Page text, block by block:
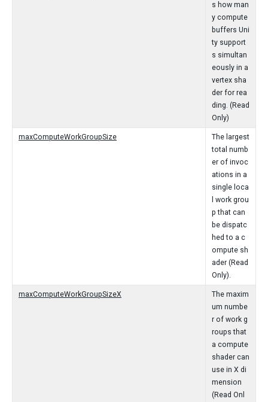
s how man
y compute
buffers Uni
ty support
s simultan
eously in a
vertex sha
der for rea
ding. (Read
Only)
maxComputeWorkGroupSize
The largest
total numb
er of invoc
ations in a
single loca
l work grou
p that can
be dispatc
hed to a c
ompute sh
ader (Read
Only).
maxComputeWorkGroupSizeX
The maxim
um numbe
r of work g
roups that
a compute
shader can
use in X di
mension
(Read Onl